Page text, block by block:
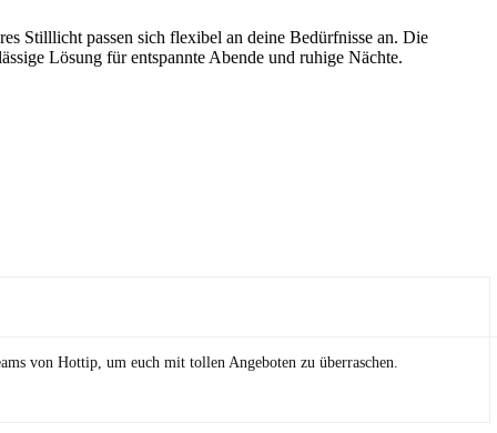
Stilllicht passen sich flexibel an deine Bedürfnisse an. Die
Lösung für entspannte Abende und ruhige Nächte.
von Hottip, um euch mit tollen Angeboten zu überraschen.